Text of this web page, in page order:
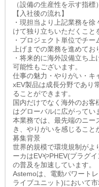
（設備の生産性を示す指標）
【入社後の流れ】
・現担当より上記業務を
けて独り立ちいただくこと
・プロジェクト単位でチ
上げまでの業務を進めてお
・将来的に海外設備立ち
可能性もございます。
仕事の魅力・やりがい・キ
xEV製品は成長分野であり
ることができます。
国内だけでなく海外のお
はグローバルに広がってい
本業務では、最先端のニー
き、やりがいを感じること
募集背景
世界的規模で環境規制がよ
ーカはEVやPHEV(プラグ
の普及を加速しています。
Astemoは、電動パワート
ライブユニット)において